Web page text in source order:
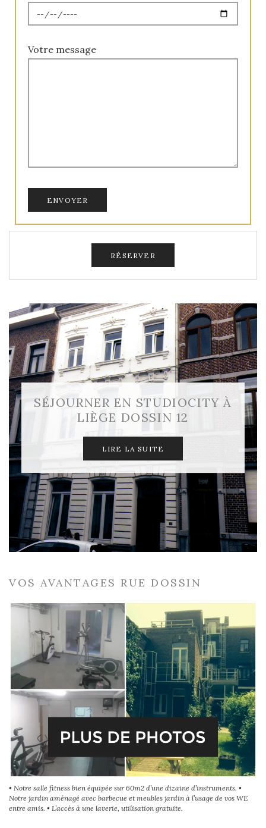
Votre message
RÉSERVER
SÉJOURNER EN STUDIOCITY À
LIÈGE DOSSIN 12
LIRE LA SUITE
VOS AVANTAGES RUE DOSSIN
• Notre salle fitness bien équipée sur 60m2 d’une dizaine d’instruments. •
Notre jardin aménagé avec barbecue et meubles jardin à l’usage de vos WE
entre amis. • L’accès à une laverie, utilisation gratuite.